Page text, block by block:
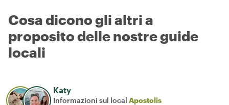
Cosa dicono gli altri a
proposito delle nostre guide
locali
Katy
Informazioni sul local Apostolis